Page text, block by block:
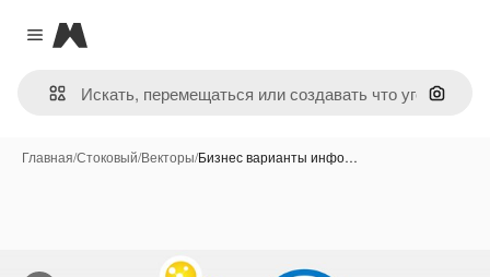
Close menu
Magnific
Поиск
Главная/Стоковый/Векторы/Бизнес варианты инфо…